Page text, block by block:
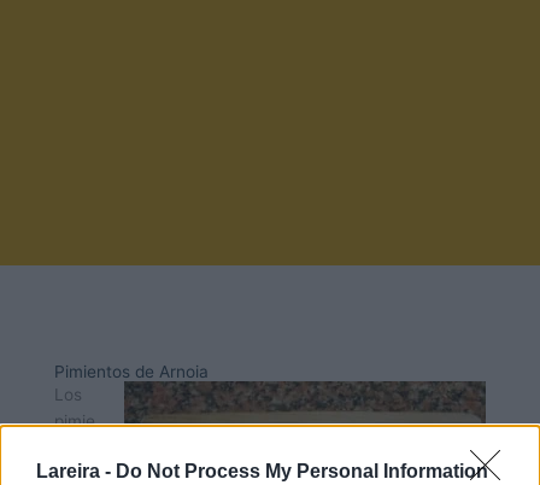
Lareira - Do Not Process My Personal Information
Pimientos de Arnoia
Los
pimie
de